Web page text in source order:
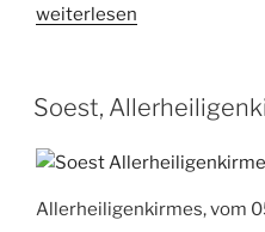
„Soest,
2015“
weiterlesen
Soest,
Allerheiligenkirmes, vom